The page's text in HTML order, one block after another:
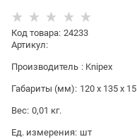
Код товара: 24233
Артикул:
Производитель : Knipex
Габариты (мм): 120 x 135 x 15
Вес: 0,01 кг.
Ед. измерения: шт